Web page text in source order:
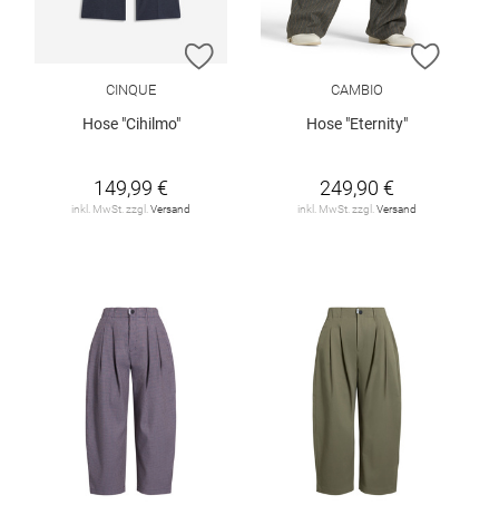
ZUR WUNSCHLISTE HINZUFÜGEN
CINQUE
Hose "Cihilmo"
149,99 €
inkl. MwSt. zzgl. Versand
ZUR
CAMBIO
Hose "Eternity"
249,90 €
inkl. MwSt. zzgl. Versand